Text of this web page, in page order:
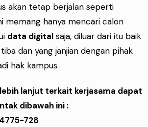
akan tetap berjalan seperti
memang hanya mencari calon
data digital saja, diluar dari itu baik
dan yang janjian dengan pihak
hak kampus.
lanjut terkait kerjasama dapat
dibawah ini :
728